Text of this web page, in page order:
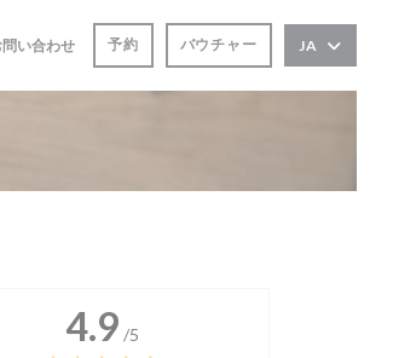
ドウで開きます))
い合わせ 予約 バウチャー JA
4.9 /5